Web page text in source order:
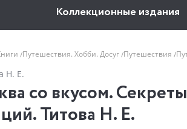
Коллекционные издания
Путешествия. Хобби. Досуг Путешествия
Н. Е.
со вкусом.
Титова Н. Е.